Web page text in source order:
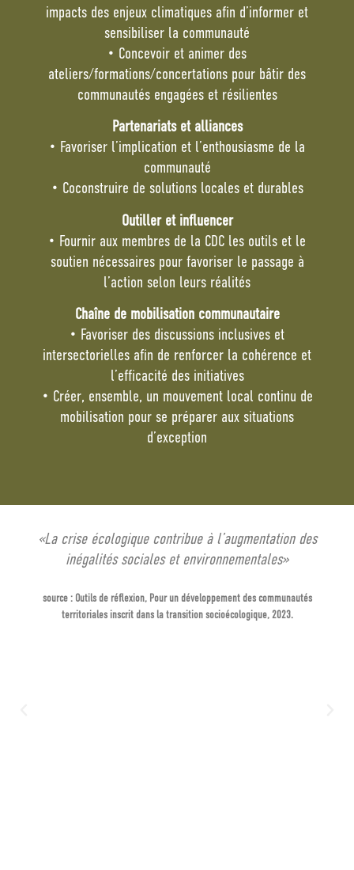
impacts des enjeux climatiques afin d’informer et
sensibiliser la communauté
• Concevoir et animer des
ateliers/formations/concertations pour bâtir des
communautés engagées et résilientes
Partenariats et alliances
• Favoriser l’implication et l’enthousiasme de la
communauté
• Coconstruire de solutions locales et durables
Outiller et influencer
• Fournir aux membres de la CDC les outils et le
soutien nécessaires pour favoriser le passage à
l’action selon leurs réalités
Chaîne de mobilisation communautaire
• Favoriser des discussions inclusives et
intersectorielles afin de renforcer la cohérence et
l’efficacité des initiatives
• Créer, ensemble, un mouvement local continu de
mobilisation pour se préparer aux situations
d’exception
«La crise écologique contribue à l’augmentation des
inégalités sociales et environnementales»
source : Outils de réflexion, Pour un développement des communautés
territoriales inscrit dans la transition socioécologique, 2023.